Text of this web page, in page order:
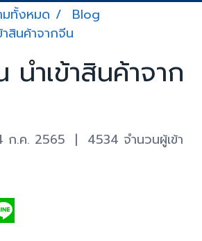
มทั้งหมด
Blog
สินค้าจากจีน
ำเข้าสินค้าจาก
ก.ค. 2565 | 4534 จำนวนผู้เข้า